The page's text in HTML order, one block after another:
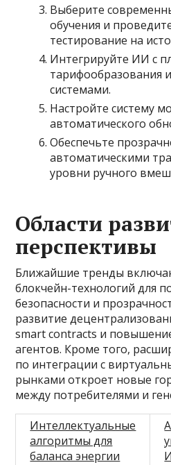
Выберите
обучения и
тестирование на
Интегрируйте ИИ с
тарифообразования
системами.
Настройте систему
автоматического
Обеспечьте
автоматическими
уровни ручного
Области
перспективы
Ближайшие тренды
блокчейн-технологий для
безопасности и
развитие
smart contracts и
агентов. Кроме того,
по интеграции с
рынками откроет новые
между потребителями и
Интеллектуальные
алгоритмы для
баланса энергии